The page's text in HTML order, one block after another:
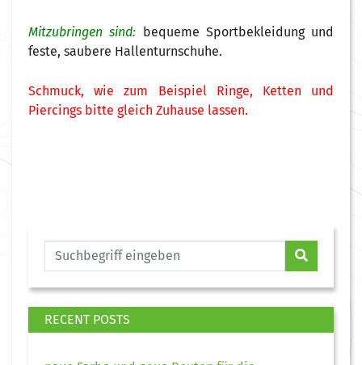
Mitzubringen sind: bequeme Sportbekleidung und
feste, saubere Hallenturnschuhe.
Schmuck, wie zum Beispiel Ringe, Ketten und
Piercings bitte gleich Zuhause lassen.
RECENT POSTS